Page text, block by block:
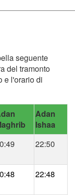
seguente
del tramonto
e l'orario di
Adan
Ishaa
22:50
22:48